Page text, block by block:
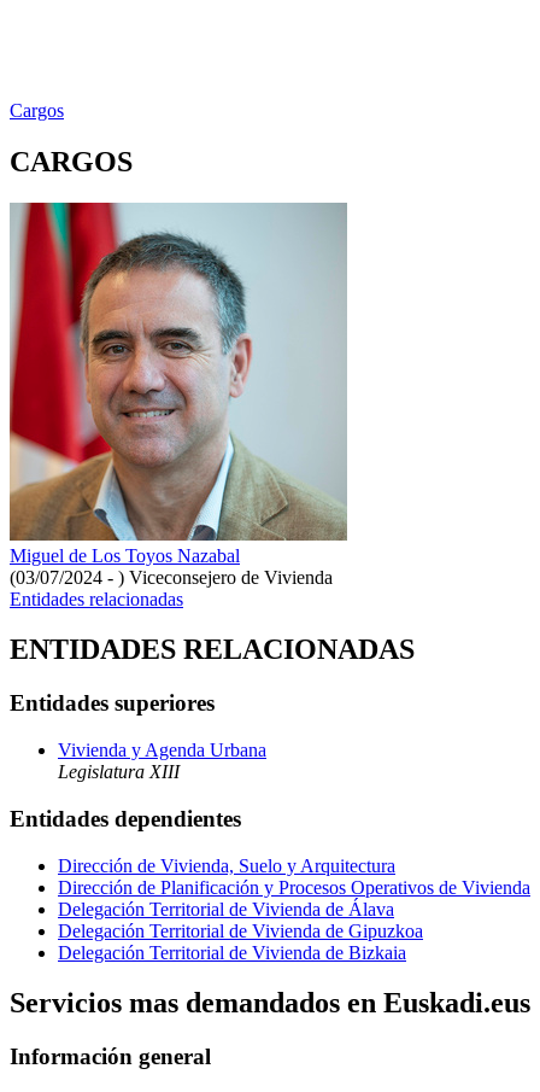
Cargos
CARGOS
Miguel de Los Toyos Nazabal
(03/07/2024 - ) Viceconsejero de Vivienda
Entidades relacionadas
ENTIDADES RELACIONADAS
Entidades superiores
Vivienda y Agenda Urbana
Legislatura XIII
Entidades dependientes
Dirección de Vivienda, Suelo y Arquitectura
Dirección de Planificación y Procesos Operativos de Vivienda
Delegación Territorial de Vivienda de Álava
Delegación Territorial de Vivienda de Gipuzkoa
Delegación Territorial de Vivienda de Bizkaia
Servicios mas demandados en Euskadi.eus
Información general